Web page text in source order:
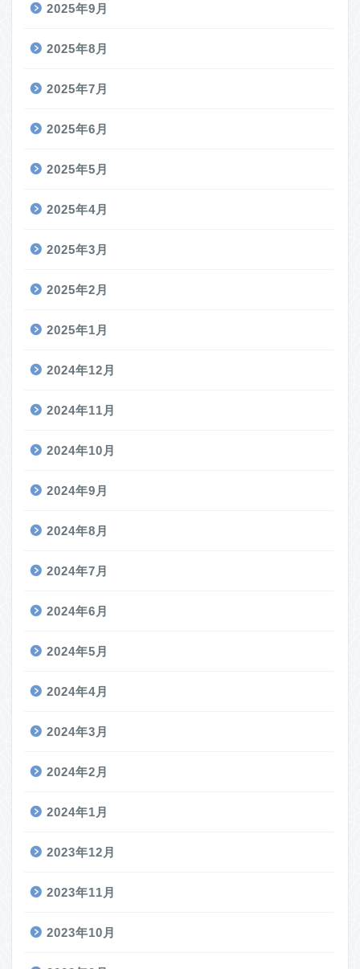
2025年9月
2025年8月
2025年7月
2025年6月
2025年5月
2025年4月
2025年3月
2025年2月
2025年1月
2024年12月
2024年11月
2024年10月
2024年9月
2024年8月
2024年7月
2024年6月
2024年5月
2024年4月
2024年3月
2024年2月
2024年1月
2023年12月
2023年11月
2023年10月